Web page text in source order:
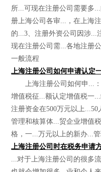
所...可现在注册公司需要多
册上海公司各审...，在上海
的...3、注册外资公司因涉...
现在注册公司需...各地注
一般流程
上海注册公司如何申请认定
上海注册公司如何申...：
增值税征...额认定增值税一
注册资金在500万元以上
管理和核算体...贸企业增值
格，一...万元以上的新办...管
上海注册公司时在税务申请
...对于上海注册公司的很多